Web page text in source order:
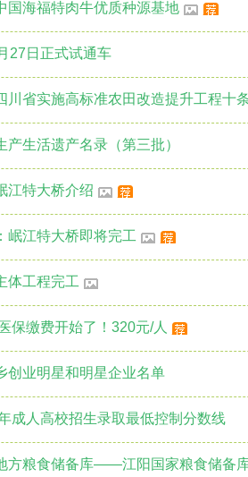
国海福特肉牛优质种源基地
27日正式试通车
川省实施高标准农田改造提升工程十
产生活遗产名录（第三批）
江特大桥介绍
岷江特大桥即将完工
体工程完工
保缴费开始了！320元/人
创业明星和明星企业名单
成人高校招生录取最低控制分数线
方粮食储备库——江阳国家粮食储备